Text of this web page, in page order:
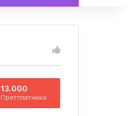
13.000
Претплатника